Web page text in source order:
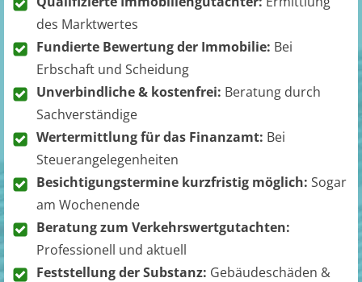
des Marktwertes
Fundierte Bewertung der Immobilie: Bei
Erbschaft und Scheidung
Unverbindliche & kostenfrei: Beratung durch
Sachverständige
Wertermittlung für das Finanzamt: Bei
Steuerangelegenheiten
Besichtigungstermine kurzfristig möglich: Sogar
am Wochenende
Beratung zum Verkehrswertgutachten:
Professionell und aktuell
Feststellung der Substanz: Gebäudeschäden &